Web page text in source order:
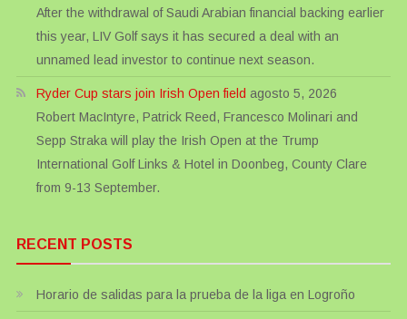
After the withdrawal of Saudi Arabian financial backing earlier
this year, LIV Golf says it has secured a deal with an
unnamed lead investor to continue next season.
Ryder Cup stars join Irish Open field agosto 5, 2026
Robert MacIntyre, Patrick Reed, Francesco Molinari and
Sepp Straka will play the Irish Open at the Trump
International Golf Links & Hotel in Doonbeg, County Clare
from 9-13 September.
RECENT POSTS
Horario de salidas para la prueba de la liga en Logroño